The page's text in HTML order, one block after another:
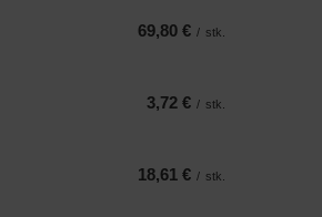
69,80 € / stk.
3,72 € / stk.
18,61 € / stk.